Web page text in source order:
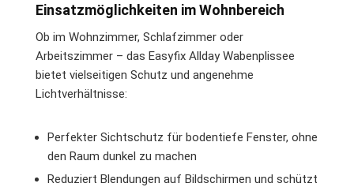
Einsatzmöglichkeiten im Wohnbereich
Ob im Wohnzimmer, Schlafzimmer oder
Arbeitszimmer – das Easyfix Allday Wabenplissee
bietet vielseitigen Schutz und angenehme
Lichtverhältnisse:
Perfekter Sichtschutz für bodentiefe Fenster, ohne
den Raum dunkel zu machen
Reduziert Blendungen auf Bildschirmen und schützt